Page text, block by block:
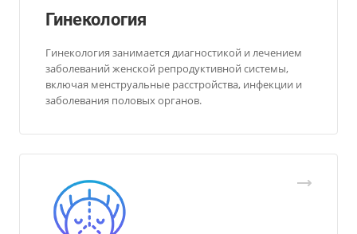
Гинекология
Гинекология занимается диагностикой и лечением
заболеваний женской репродуктивной системы,
включая менструальные расстройства, инфекции и
заболевания половых органов.